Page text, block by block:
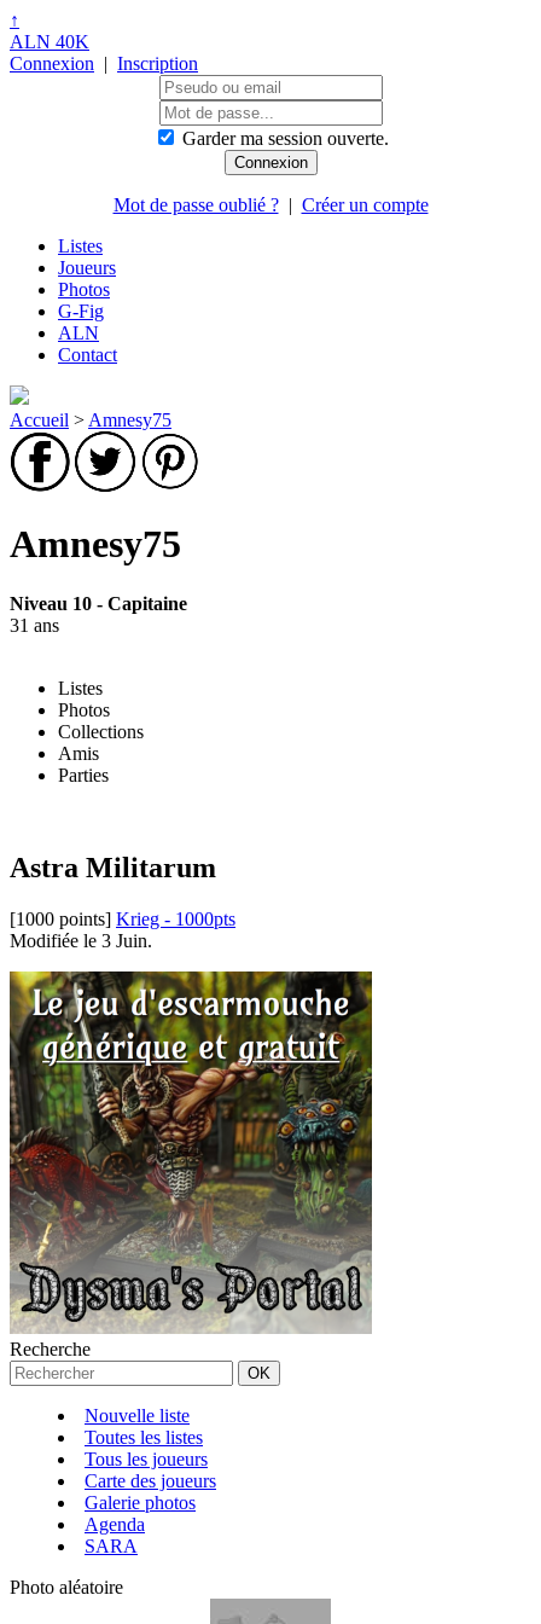
↑
ALN 40K
Connexion | Inscription
Garder ma session ouverte.
Mot de passe oublié ?| Créer un compte
Listes
Joueurs
Photos
G-Fig
ALN
Contact
Accueil > Amnesy75
Amnesy75
Niveau 10 - Capitaine
31 ans
Listes
Photos
Collections
Amis
Parties
Astra Militarum
[1000 points] Krieg - 1000pts
Modifiée le 3 Juin.
Recherche
Nouvelle liste
Toutes les listes
Tous les joueurs
Carte des joueurs
Galerie photos
Agenda
SARA
Photo aléatoire